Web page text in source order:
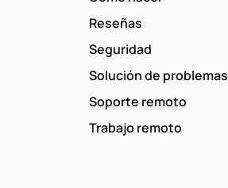
Reseñas
Seguridad
Solución de problemas
Soporte remoto
Trabajo remoto